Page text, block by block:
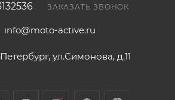
ЗАКАЗАТЬ ЗВОНОК
info@moto-active.ru
ул.Симонова, д.11